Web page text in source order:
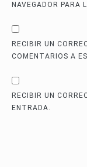
NAVEGADOR PARA
RECIBIR UN
COMENTARIOS A
RECIBIR UN
ENTRADA.